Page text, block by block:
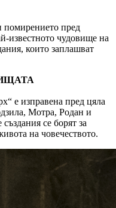
помирението пред
известното чудовище на
които заплашват
е изправена пред цяла
Мотра, Родан и
се борят за
на човечеството.